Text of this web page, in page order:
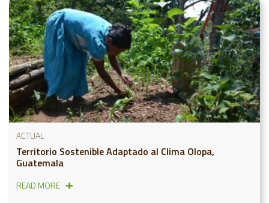
ACTUAL
Territorio Sostenible Adaptado al Clima Olopa,
Guatemala
READ MORE